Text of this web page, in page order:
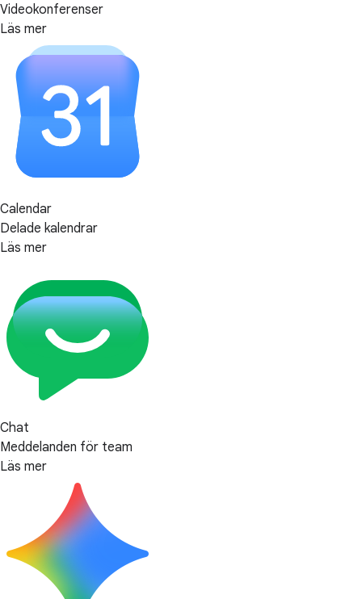
Videokonferenser
Läs mer
Calendar
Delade kalendrar
Läs mer
Chat
Meddelanden för team
Läs mer